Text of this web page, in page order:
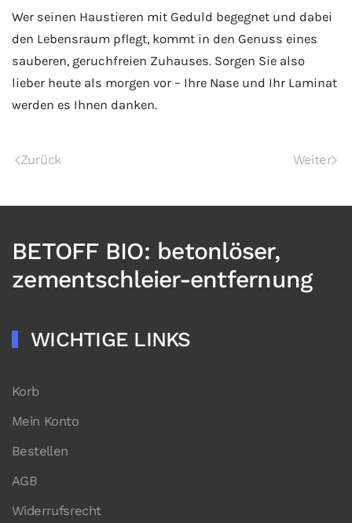
Wer seinen Haustieren mit Geduld begegnet und dabei
den Lebensraum pflegt, kommt in den Genuss eines
sauberen, geruchfreien Zuhauses. Sorgen Sie also
lieber heute als morgen vor – Ihre Nase und Ihr Laminat
werden es Ihnen danken.
Zurück Weiter
BETOFF BIO: betonlöser,
zementschleier-entfernung
WICHTIGE LINKS
Korb
Mein Konto
Bestellen
AGB
Widerrufsrecht